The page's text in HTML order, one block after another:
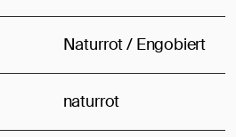
Naturrot / Engobiert
naturrot